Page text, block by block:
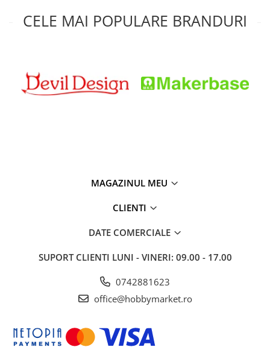
CELE MAI POPULARE BRANDURI
MAGAZINUL MEU
CLIENTI
DATE COMERCIALE
SUPORT CLIENTI LUNI - VINERI: 09.00 - 17.00
0742881623
office@hobbymarket.ro